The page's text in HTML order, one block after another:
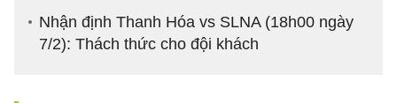
Nhận định Thanh Hóa vs SLNA (18h00 ngày
7/2): Thách thức cho đội khách